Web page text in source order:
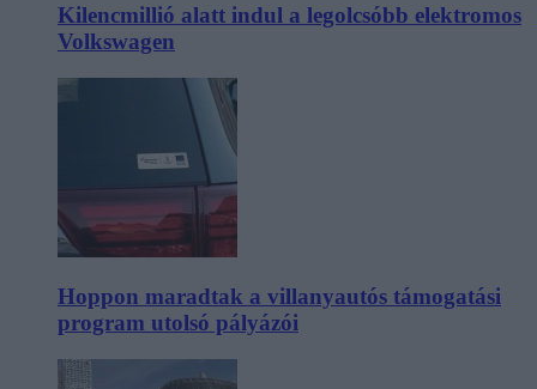
Kilencmillió alatt indul a legolcsóbb elektromos
Volkswagen
Hoppon maradtak a villanyautós támogatási
program utolsó pályázói